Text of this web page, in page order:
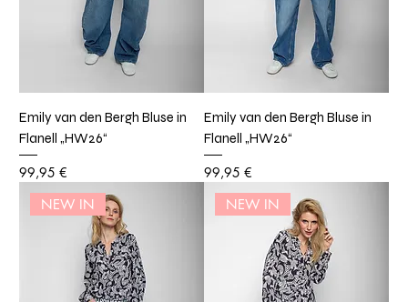
Emily van den Bergh Bluse in
Flanell „HW26“
Preis
99,95 €
Emily van den Bergh Bluse in
Flanell „HW26“
Preis
99,95 €
NEW IN
NEW IN